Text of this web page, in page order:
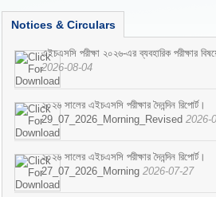
Notices & Circulars
এইচএসসি পরীক্ষা ২০২৬-এর ব্যবহারিক পরীক্ষার
2026-08-04
২০২৬ সালের এইচএসসি পরীক্ষার দৈনন্দিন রিপোর্ট।
29_07_2026_Morning_Revised 2026-
২০২৬ সালের এইচএসসি পরীক্ষার দৈনন্দিন রিপোর্ট।
27_07_2026_Morning 2026-07-27